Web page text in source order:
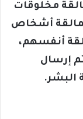
مخلوقات
أشخاص
أنفسهم،
إرسال
البشر.